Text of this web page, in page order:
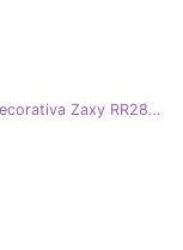
Flipes femininas perfumadas com uma fivela decorativa Zaxy RR285078 Black preto